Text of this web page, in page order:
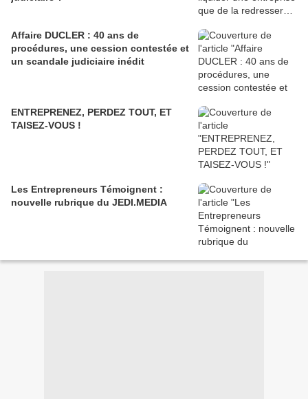
Affaire DUCLER : 40 ans de
procédures, une cession contestée et
un scandale judiciaire inédit
ENTREPRENEZ, PERDEZ TOUT, ET
TAISEZ-VOUS !
Les Entrepreneurs Témoignent :
nouvelle rubrique du JEDI.MEDIA